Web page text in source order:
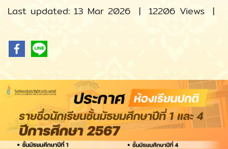
Last updated: 13 Mar 2026 | 12206 Views |